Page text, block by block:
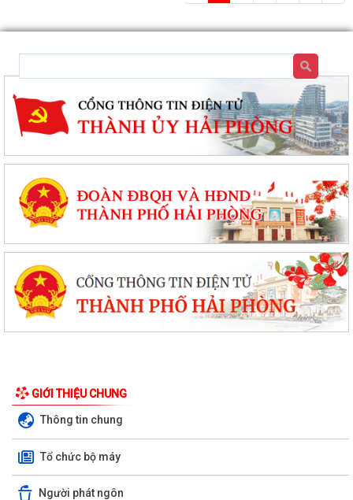
GIỚI THIỆU CHUNG
Thông tin chung
Tổ chức bộ máy
Người phát ngôn